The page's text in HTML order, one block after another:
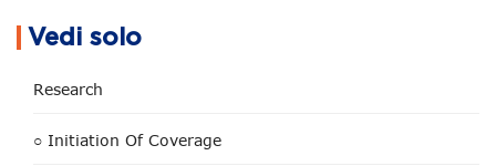
Vedi solo
Research
○ Initiation Of Coverage